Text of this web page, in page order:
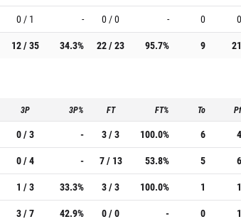
0 / 1 - 0 / 0 - 0 0
12 / 35 34.3% 22 / 23 95.7% 9 21
3P 3P% FT FT% To Pf
0 / 3 - 3 / 3 100.0% 6 4
0 / 4 - 7 / 13 53.8% 5 6
1 / 3 33.3% 3 / 3 100.0% 1 1
3 / 7 42.9% 0 / 0 - 0 1